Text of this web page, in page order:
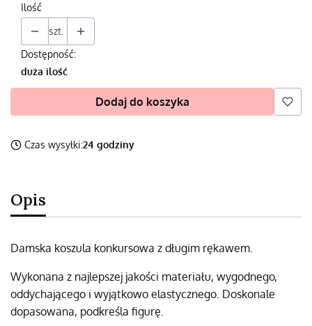
Ilość
szt.
Dostępność:
duża ilość
Dodaj do koszyka
Czas wysyłki:24 godziny
Opis
Damska koszula konkursowa z długim rękawem.
Wykonana z najlepszej jakości materiału, wygodnego,
oddychającego i wyjątkowo elastycznego. Doskonale
dopasowana, podkreśla figurę.